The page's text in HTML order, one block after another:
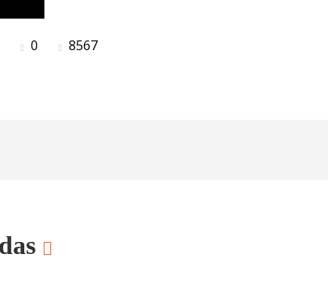
0 8567